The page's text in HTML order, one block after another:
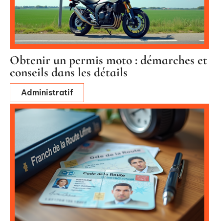
Obtenir un permis moto : démarches et
conseils dans les détails
Administratif